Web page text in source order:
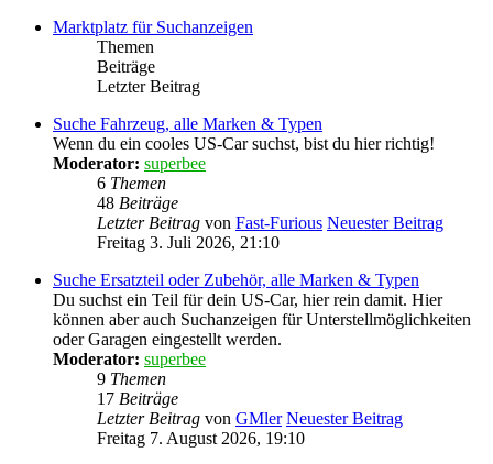
Marktplatz für Suchanzeigen
Themen
Beiträge
Letzter Beitrag
Suche Fahrzeug, alle Marken & Typen
Wenn du ein cooles US-Car suchst, bist du hier richtig!
Moderator: superbee
6 Themen
48 Beiträge
Letzter Beitrag von Fast-Furious Neuester Beitrag
Freitag 3. Juli 2026, 21:10
Suche Ersatzteil oder Zubehör, alle Marken & Typen
Du suchst ein Teil für dein US-Car, hier rein damit. Hier
können aber auch Suchanzeigen für Unterstellmöglichkeiten
oder Garagen eingestellt werden.
Moderator: superbee
9 Themen
17 Beiträge
Letzter Beitrag von GMler Neuester Beitrag
Freitag 7. August 2026, 19:10